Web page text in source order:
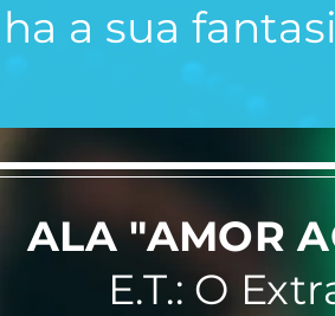
a sua
ALA "AMOR
E.T.: O